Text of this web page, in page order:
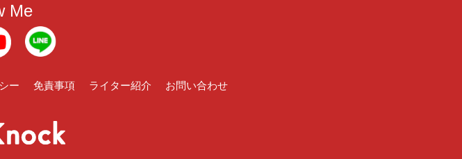
Me
ー 免責事項 ライター紹介 お問い合わせ